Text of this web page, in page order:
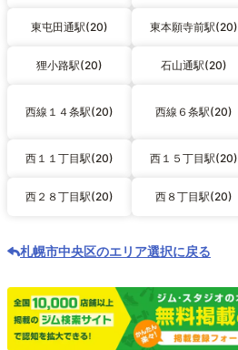
東屯田通駅(20) 東本願寺前駅(20)
狸小路駅(20) 石山通駅(20)
西線１４条駅(20) 西線６条駅(20)
西１１丁目駅(20) 西１５丁目駅(20)
西２８丁目駅(20) 西８丁目駅(20)
札幌市中央区のエリア選択に戻る